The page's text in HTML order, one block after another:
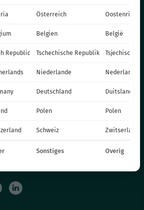
Spółka z o.o.
Österreich Oostenrijk
Belgien België
Republic Tschechische Republik Tsjechische
Niederlande Nederland
Deutschland Duitsland
Polen Polen
Schweiz Zwitserland
Sonstiges Overig